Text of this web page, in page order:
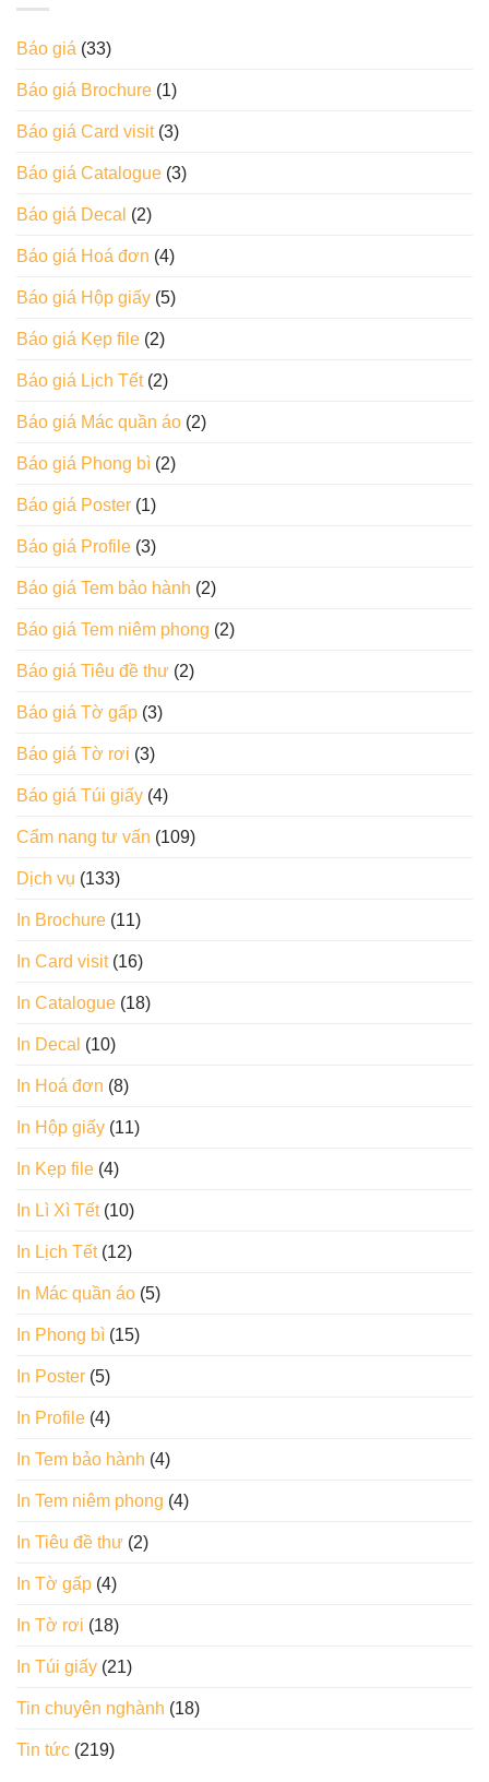
Báo giá (33)
Báo giá Brochure (1)
Báo giá Card visit(3)
Báo giá Catalogue (3)
Báo giá Decal (2)
Báo giá Hoá đơn (4)
Báo giá Hộp giấy (5)
Báo giá Kẹp file (2)
Báo giá Lịch Tết(2)
Báo giá Mác quần áo (2)
Báo giá Phong bì (2)
Báo giá Poster (1)
Báo giá Profile (3)
Báo giá Tem bảo hành (2)
Báo giá Tem niêm phong (2)
Báo giá Tiêu đề thư (2)
Báo giá Tờ gấp (3)
Báo giá Tờ rơi (3)
Báo giá Túi giấy (4)
Cẩm nang tư vấn (109)
Dịch vụ (133)
In Brochure (11)
In Card visit(16)
In Catalogue (18)
In Decal (10)
In Hoá đơn (8)
In Hộp giấy (11)
In Kẹp file (4)
In Lì Xì Tết(10)
In Lịch Tết(12)
In Mác quần áo (5)
In Phong bì (15)
In Poster (5)
In Profile (4)
In Tem bảo hành (4)
In Tem niêm phong (4)
In Tiêu đề thư (2)
In Tờ gấp (4)
In Tờ rơi (18)
In Túi giấy (21)
Tin chuyên nghành (18)
Tin tức (219)